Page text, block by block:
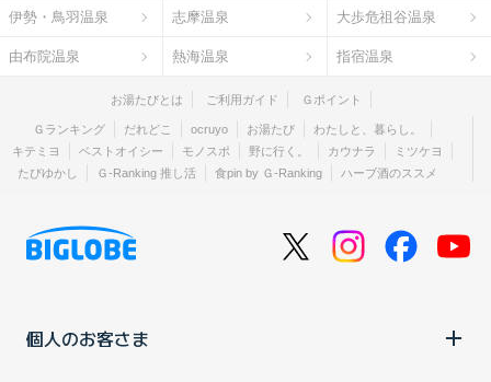
伊勢・鳥羽温泉 志摩温泉 大歩危祖谷温泉
由布院温泉 熱海温泉 指宿温泉
お湯たびとは ご利用ガイド Ｇポイント
Ｇランキング だれどこ ocruyo お湯たび
わたしと、暮らし。
キテミヨ
ベストオイシー モノスポ 野に行く。 カウナラ
ミツケヨ
たびゆかし
Ｇ-Ranking 推し活 食pin by Ｇ-Ranking ハーブ酒のススメ
個人のお客さま